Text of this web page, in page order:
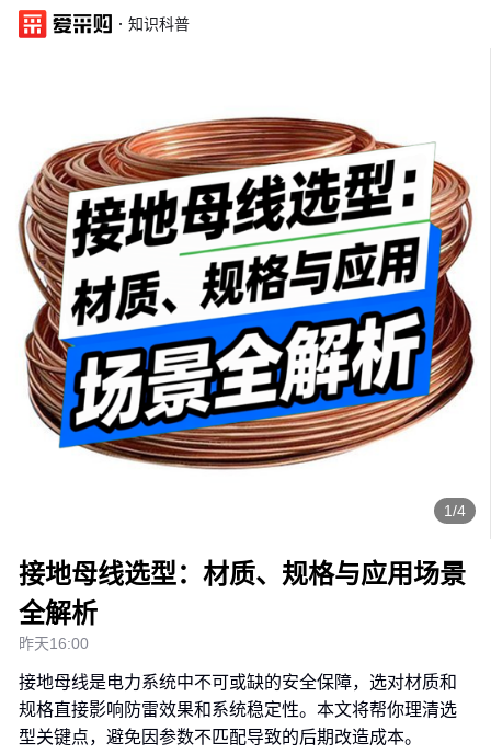
· 知识科普
1/4
接地母线选型：材质、规格与应用场景
全解析
昨天16:00
接地母线是电力系统中不可或缺的安全保障，选对材质和
规格直接影响防雷效果和系统稳定性。本文将帮你理清选
型关键点，避免因参数不匹配导致的后期改造成本。